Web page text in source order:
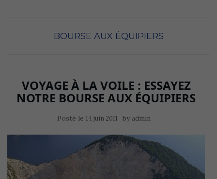
BOURSE AUX ÉQUIPIERS
VOYAGE À LA VOILE : ESSAYEZ
NOTRE BOURSE AUX ÉQUIPIERS
Posté le 14 juin 2011 by admin